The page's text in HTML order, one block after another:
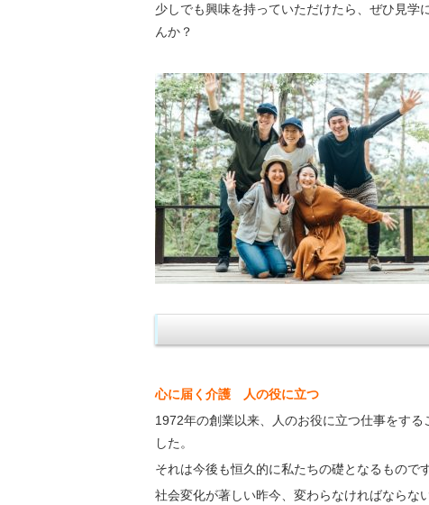
少しでも興味を持っていただけたら、ぜひ見
んか？
心に届く介護
人の役に立つ
1972年の創業以来、人のお役に立つ仕事をす
した。
それは今後も恒久的に私たちの礎となるもの
社会変化が著しい昨今、変わらなければならな